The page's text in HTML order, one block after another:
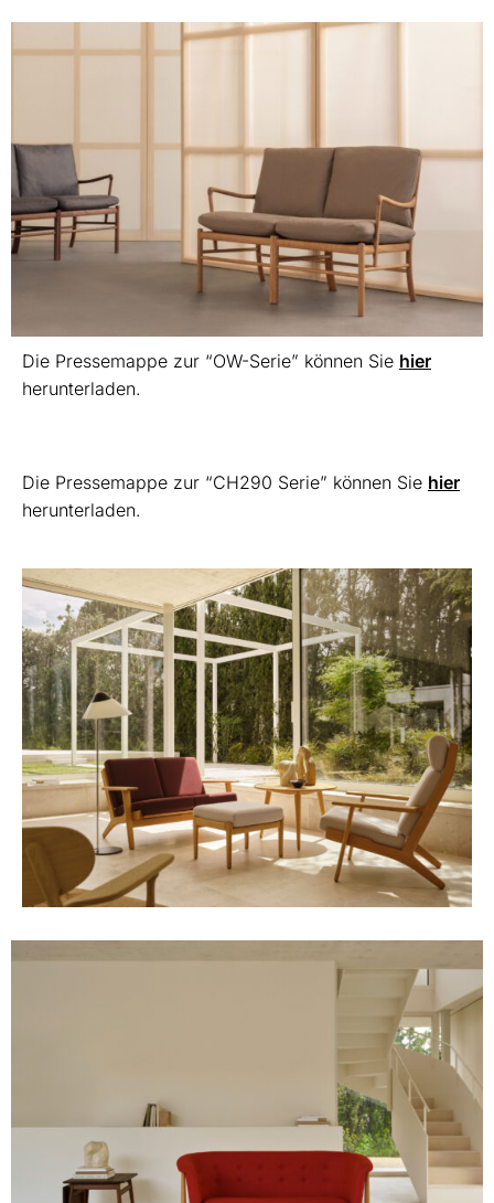
Die Pressemappe zur “OW-Serie” können Sie hier
herunterladen.
Die Pressemappe zur “CH290 Serie” können Sie hier
herunterladen.